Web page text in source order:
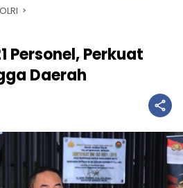
Personel, Perkuat
Daerah